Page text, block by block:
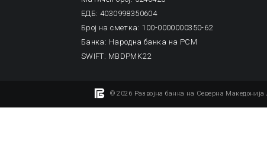
ЕДБ: 4030998350604
Број на сметка: 100-0000000350-62
Банка: Народна банка на РСМ
SWIFT: MBDPMK22
© 2026 Развојна банка на Северна Македонијa